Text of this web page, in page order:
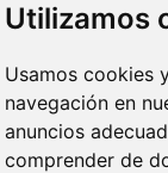
Utilizamos
Usamos cookies
navegación en
anuncios
comprender de